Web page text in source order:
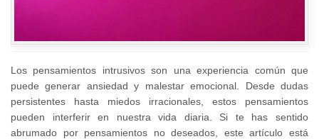
Los pensamientos intrusivos son una experiencia común que
puede generar ansiedad y malestar emocional. Desde dudas
persistentes hasta miedos irracionales, estos pensamientos
pueden interferir en nuestra vida diaria. Si te has sentido
abrumado por pensamientos no deseados, este artículo está